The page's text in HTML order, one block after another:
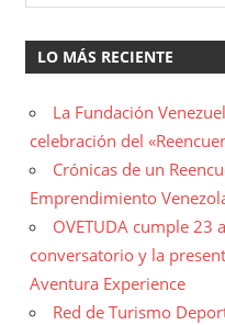
LO MÁS RECIENTE
La Fundación
celebración del
Crónicas de un
Emprendimiento
OVETUDA cumple 23
conversatorio y la
Aventura Experience
Red de Turismo